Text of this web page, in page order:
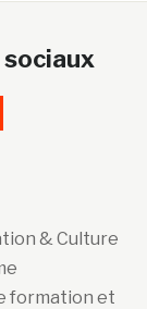
& Culture
formation et